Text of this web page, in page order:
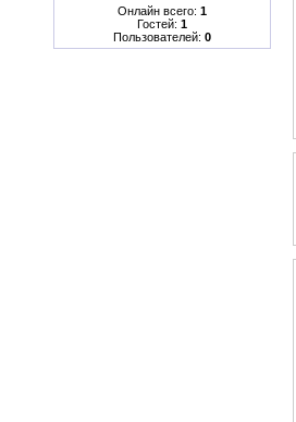
Онлайн всего: 1
Гостей: 1
Пользователей: 0